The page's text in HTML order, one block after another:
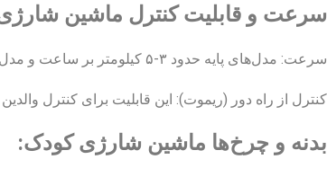
سرعت و قابلیت کنترل ماشین
سرعت: مدل‌های پایه حدود ۳-۵ کیلومتر بر ساعت و مدل‌های پیشرفته تا ۱۰ کیلومتر بر ساعت سرعت دارند.
کنترل از راه دور (ریموت): این قابلیت برای کنترل
بدنه و چرخ‌ها ماشین شارژی کودک: